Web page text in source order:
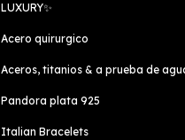
LUXURY✨️
Acero quirurgico
Aceros, titanios & a prueba de
Pandora plata 925
Italian Bracelets